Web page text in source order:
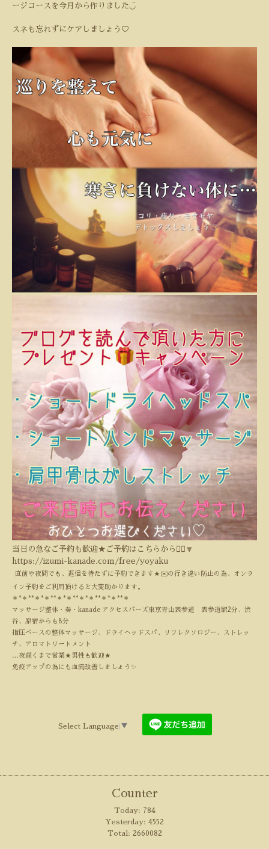
ージコースを今月から作りました◡̈
スネも忘れずにケアしましょう ♡
当日の急なご予約も歓迎★ご予約はこちらから💁‍♀️🔽
https://izumi-kanade.com/free/yoyaku
直前や夜間でも、返信を待たずに予約できます★✉️の行き違い防止の為、オンラ
イン予約をご利用頂けると大変助かります。
＊ * ＊ ** ＊ * ＊ ** ＊ * ＊ ** ＊ * ＊ ** ＊ * ＊ ** ＊
マッサージ整体・奏・
kanade アクセスバーズ東京青山表参道 表参道駅2分、渋
谷、原宿からも8分
指圧ベースの整体マッサージ、ドライヘッドスパ、リフレクソロジー、ストレッ
チ、アロマトリートメント
…夜遅くまで営業★男性も歓迎★
免疫アップの為にも血流改善しましょう ✨
Select Language ▼
Counter
Today: 784
Yesterday: 4552
Total: 2660082